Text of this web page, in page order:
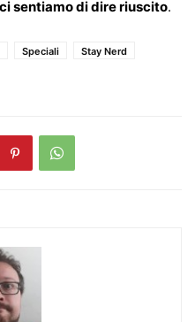
sentiamo di dire riuscito.
Speciali
Stay Nerd